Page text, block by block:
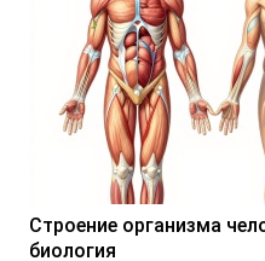
Строение организма
биология